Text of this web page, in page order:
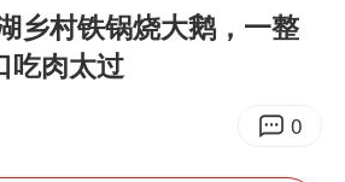
台风白海豚中心风力增强
“新疆阿勒泰八月能滑雪”不实
乡村铁锅烧大鹅，一整
吃肉太过
0